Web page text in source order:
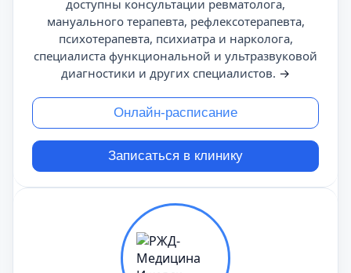
доступны консультации ревматолога,
мануального терапевта, рефлексотерапевта,
психотерапевта, психиатра и нарколога,
специалиста функциональной и ультразвуковой
диагностики и других специалистов. →
Онлайн-расписание
Записаться в клинику